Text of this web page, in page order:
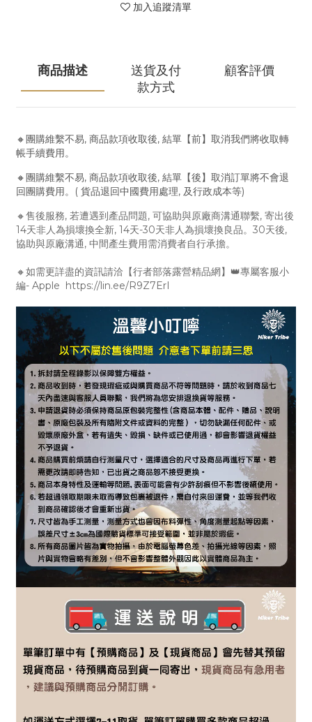
加入追蹤清單
商品描述
送貨及付
款方式
顧客評價
🔸團購維繫不易, 商品款項收取後, 結單【前】取消我們將收取轉
帳手續費用。
🔸團購維繫不易, 商品款項收取後, 結單【後】取消訂單將不會退
回團購費用。( 貨品退回中國費用處理, 及行政成本等)
🔸售後服務, 若遭遇到產品問題, 可協助與原廠商溝通聯繫, 寄出後
14天非人為損壞換全新, 14天-30天非人為損壞換良品。30天後,
協助與原廠溝通, 中間產生費用需消費者自行承擔。
🔸如需更詳盡的資訊請洽【行者部落露營精品網】👑專屬客服小
編- Apple https://lin.ee/R9Z7ErI